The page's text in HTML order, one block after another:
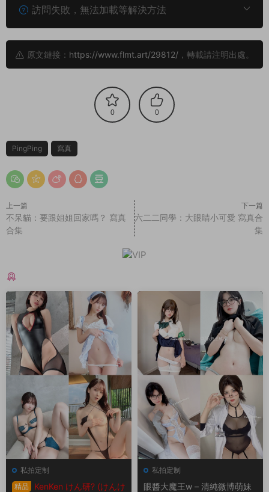
訪問失敗，無法加載等解決方法
原文鏈接： https://www.flmt.art/29812/ ，轉載請注明出處。
0 0
PingPing 寫真
上一篇
不呆貓：要跟姐姐回家嗎？ 寫真
合集
下一篇
六二二同學：大眼睛小可愛 寫真合
集
私拍定制
精品
KenKen けん研? (けんけ
私拍定制
眼醬大魔王w – 清純微博萌妹